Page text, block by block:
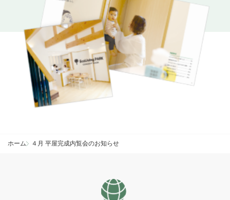
ホーム ４月 平屋完成内覧会のお知らせ